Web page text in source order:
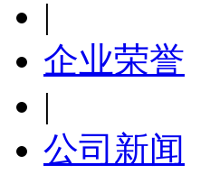
|
企业荣誉
|
公司新闻